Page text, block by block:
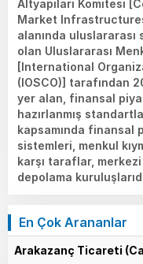
Altyapıları Komitesi
Market
alanında
olan Uluslararası
[International
(IOSCO)] tarafından
yer alan, finansal
hazırlanmış
kapsamında finansal
sistemleri, menkul
karşı taraflar,
depolama
En Çok Arananlar
Arakazanç Ticareti